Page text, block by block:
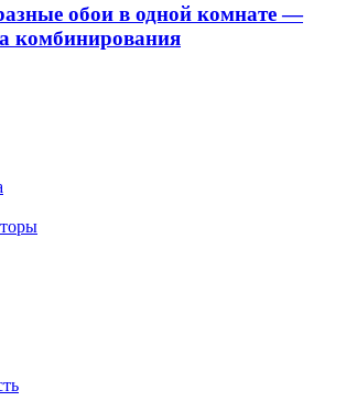
обои в одной комнате —
комбинирования